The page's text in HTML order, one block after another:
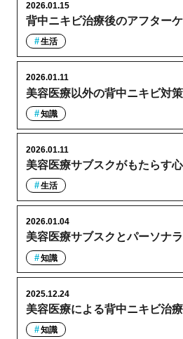
背中ニキビ治療後のアフター
2026.01.15
生活
美容医療以外の背中ニキビ対策
2026.01.11
知識
美容医療サブスクがもたらす
2026.01.11
生活
美容医療サブスクとパーソナ
2026.01.04
知識
美容医療による背中ニキビ治
2025.12.24
知識